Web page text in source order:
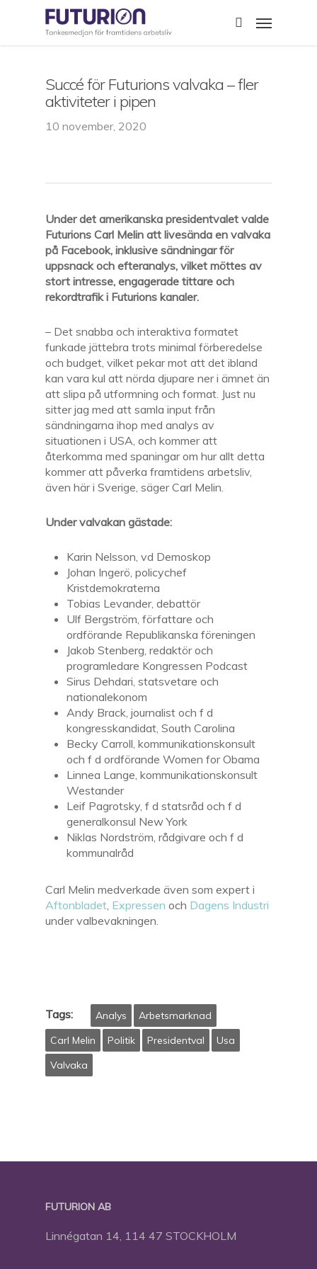
search
Menu
Succé för Futurions valvaka – fler
aktiviteter i pipen
10 november, 2020
Under det amerikanska presidentvalet valde
Futurions Carl Melin att livesända en valvaka
på Facebook, inklusive sändningar för
uppsnack och efteranalys, vilket möttes av
stort intresse, engagerade tittare och
rekordtrafik i Futurions kanaler.
– Det snabba och interaktiva formatet
funkade jättebra trots minimal förberedelse
och budget, vilket pekar mot att det ibland
kan vara kul att nörda djupare ner i ämnet än
att slipa på utformning och format. Just nu
sitter jag med att samla input från
sändningarna ihop med analys av
situationen i USA, och kommer att
återkomma med spaningar om hur allt detta
kommer att påverka framtidens arbetsliv,
även här i Sverige, säger Carl Melin.
Under valvakan gästade:
Karin Nelsson, vd Demoskop
Johan Ingerö, policychef
Kristdemokraterna
Tobias Levander, debattör
Ulf Bergström, författare och
ordförande Republikanska föreningen
Jakob Stenberg, redaktör och
programledare Kongressen Podcast
Sirus Dehdari, statsvetare och
nationalekonom
Andy Brack, journalist och f d
kongresskandidat, South Carolina
Becky Carroll, kommunikationskonsult
och f d ordförande Women for Obama
Linnea Lange, kommunikationskonsult
Westander
Leif Pagrotsky, f d statsråd och f d
generalkonsul New York
Niklas Nordström, rådgivare och f d
kommunalråd
Carl Melin medverkade även som expert i
Aftonbladet, Expressen och Dagens Industri
under valbevakningen.
Tags: Analys
Arbetsmarknad
Carl Melin
Politik Presidentval
Usa
Valvaka
FUTURION AB
Linnégatan 14, 114 47 STOCKHOLM